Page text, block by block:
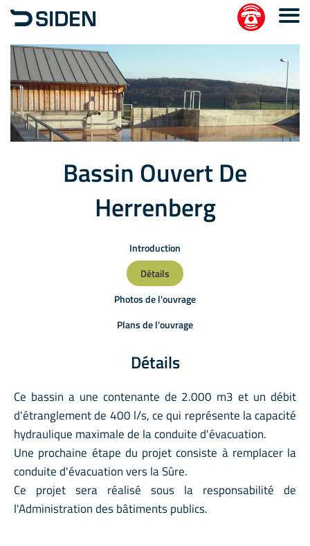
Bassin Ouvert De
Herrenberg
Introduction
Détails
Photos de l'ouvrage
Plans de l'ouvrage
Détails
Ce bassin a une contenante de 2.000 m3 et un débit
d'étranglement de 400 l/s, ce qui représente la capacité
hydraulique maximale de la conduite d'évacuation.
Une prochaine étape du projet consiste à remplacer la
conduite d'évacuation vers la Sûre.
Ce projet sera réalisé sous la responsabilité de
l'Administration des bâtiments publics.